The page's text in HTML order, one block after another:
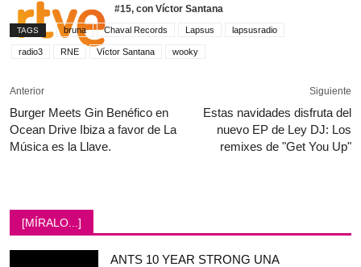
#15, con Víctor Santana
TAGS bruna Chaval Records Lapsus lapsusradio
radio3 RNE Víctor Santana wooky
Anterior
Burger Meets Gin Benéfico en
Ocean Drive Ibiza a favor de La
Música es la Llave.
Siguiente
Estas navidades disfruta del
nuevo EP de Ley DJ: Los
remixes de "Get You Up"
[MÍRALO...]
ANTS 10 YEAR STRONG UNA